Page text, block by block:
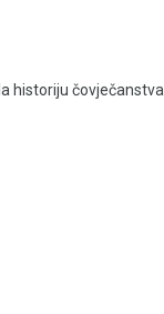
historiju čovječanstva